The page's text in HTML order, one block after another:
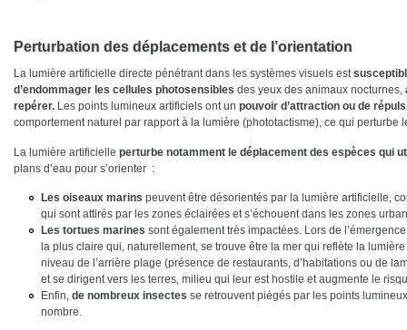
Perturbation des déplacements et de l’orientation
La lumière artificielle directe pénétrant dans les systèmes visuels est
d’endommager les cellules photosensibles des yeux des animaux nocturnes,
repérer. Les points lumineux artificiels ont un pouvoir d’attraction ou de
comportement naturel par rapport à la lumière (phototactisme), ce qui perturbe
La lumière artificielle perturbe notamment le déplacement des espèces qui
plans d’eau pour s’orienter :
Les oiseaux marins peuvent être désorientés par la lumière artificielle,
qui sont attirés par les zones éclairées et s’échouent dans les zones
Les tortues marines sont également très impactées. Lors de
la plus claire qui, naturellement, se trouve être la mer qui reflète la
niveau de l’arrière plage (présence de restaurants, d’habitations ou de
et se dirigent vers les terres, milieu qui leur est hostile et augmente le
Enfin, de nombreux insectes se retrouvent piégés par les points
nombre.